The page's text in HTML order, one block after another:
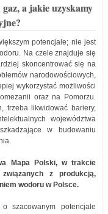
a jakie uzyskamy
potencjale; nie jest
Na czele znajduje się
skoncentrować się na
narodowościowych,
wykorzystać możliwości
oraz na Pomorzu.
trzeba likwidować bariery,
województwa
w budowaniu
Mapa Polski, w trakcie
z produkcją,
wodoru w Polsce.
szacowanym potencjale